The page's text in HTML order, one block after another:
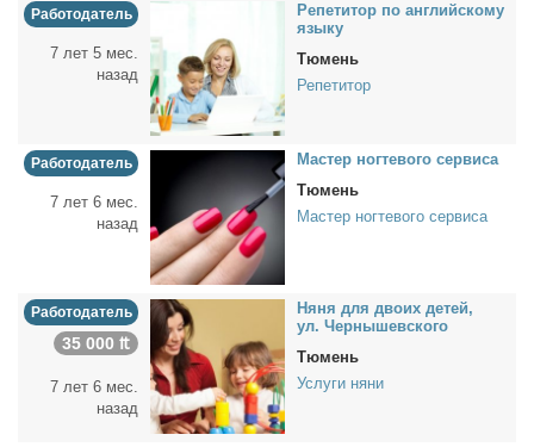
Работодатель
7 лет 5 мес.
назад
Ре­пе­ти­тор по ан­глий­ско­му
язы­ку
Тюмень
Репетитор
Работодатель
7 лет 6 мес.
назад
Ма­стер ног­те­во­го сер­ви­са
Тюмень
Мастер ногтевого сервиса
Работодатель
35 000 ₶
7 лет 6 мес.
назад
Ня­ня для дво­их де­тей,
ул. Чер­ны­шев­ско­го
Тюмень
Услуги няни